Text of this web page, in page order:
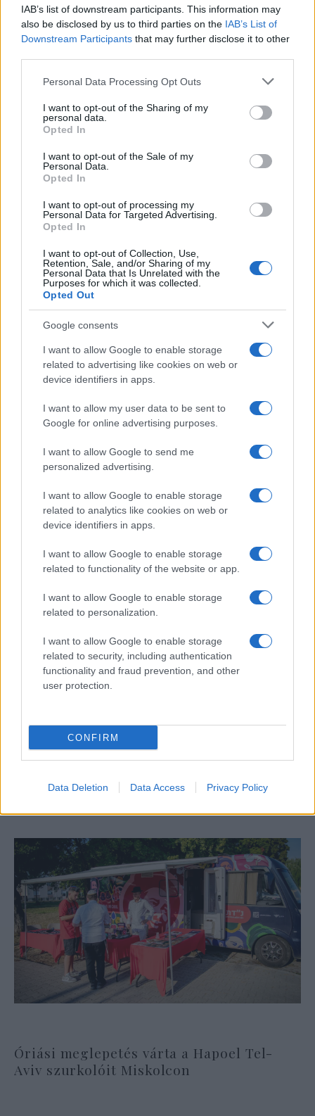
IAB’s list of downstream participants. This information may
also be disclosed by us to third parties on the IAB’s List of
Downstream Participants that may further disclose it to other
Please note that this website/app uses one or more Google
not limited to your visit or usage behaviour. You may click to
grant or deny consent to Google and its third-party tags to
use your data for below specified purposes in below Google
consent section.
Personal Data Processing Opt Outs
I want to opt-out of the Sharing of my
personal data.
Opted In
I want to opt-out of the Sale of my
Personal Data.
Opted In
I want to opt-out of processing my
Personal Data for Targeted Advertising.
Opted In
I want to opt-out of Collection, Use,
Retention, Sale, and/or Sharing of my
Personal Data that Is Unrelated with the
Purposes for which it was collected.
Opted Out
Google consents
I want to allow Google to enable storage
related to advertising like cookies on web or
device identifiers in apps.
I want to allow my user data to be sent to
Google for online advertising purposes.
I want to allow Google to send me
personalized advertising.
I want to allow Google to enable storage
related to analytics like cookies on web or
device identifiers in apps.
I want to allow Google to enable storage
related to functionality of the website or app.
I want to allow Google to enable storage
related to personalization.
I want to allow Google to enable storage
related to security, including authentication
functionality and fraud prevention, and other
user protection.
CONFIRM
Data Deletion Data Access Privacy Policy
ízléstelenek, nagy részükben az
elnök fia nemi szervének
nagyságával büszkélkedik.
Több nap eltelt az üzenetek nyilvánosságra
hozatala óta, de a Forbes-on kívül egyetlen
egyetemi tanárokat függesztenek fel, ha
csak idézik is a szót. Egy amerikai country
énekest alig egy hónapja felfüggesztette a
kiadója, amiért használta a szitokszót. Az
amerikai média azonban hallgat, ahogy tették
ezt Hunter korábbi botrányainál is.
Hunter Biden érinthetetlen. Az elnök fia
testesíti meg azt a meg nem érdemelt
privilégiumot, ami ellen az apja elvileg olyan
nagy erővel küzd.
Impeachment, avagy miért hallgatnak
Egy különleges családi járattal 140 új
alijázó érkezett Izraelbe
Óriási meglepetés várta a Hapoel Tel-
Aviv szurkolóit Miskolcon